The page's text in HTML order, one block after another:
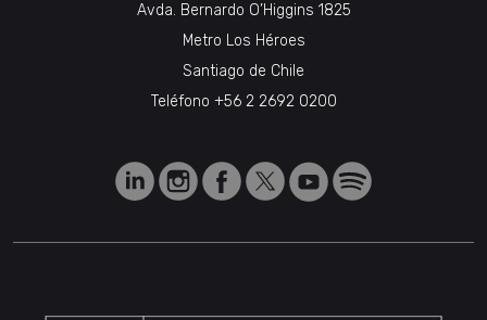
Avda. Bernardo O’Higgins 1825
Metro Los Héroes
Santiago de Chile
Teléfono +56 2 2692 0200